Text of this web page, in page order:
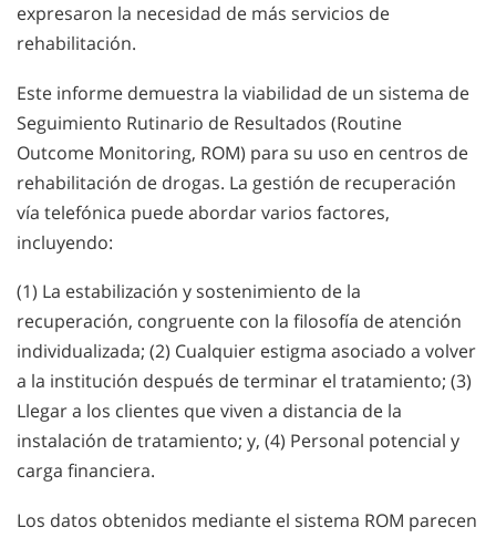
expresaron la necesidad de más servicios de
rehabilitación.
Este informe demuestra la viabilidad de un sistema de
Seguimiento Rutinario de Resultados (Routine
Outcome Monitoring, ROM) para su uso en centros de
rehabilitación de drogas. La gestión de recuperación
vía telefónica puede abordar varios factores,
incluyendo:
(1) La estabilización y sostenimiento de la
recuperación, congruente con la filosofía de atención
individualizada; (2) Cualquier estigma asociado a volver
a la institución después de terminar el tratamiento; (3)
Llegar a los clientes que viven a distancia de la
instalación de tratamiento; y, (4) Personal potencial y
carga financiera.
Los datos obtenidos mediante el sistema ROM parecen